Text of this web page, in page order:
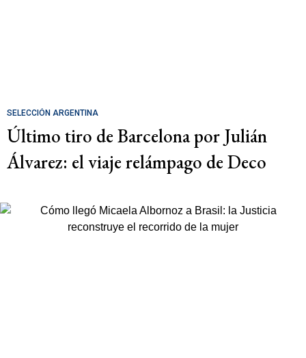
SELECCIÓN ARGENTINA
Último tiro de Barcelona por Julián
Álvarez: el viaje relámpago de Deco